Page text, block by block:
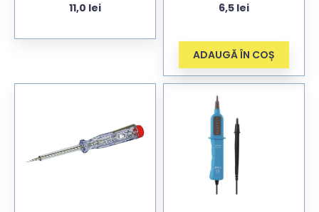
puternica
11,0 lei
6,5 lei
ADAUGĂ ÎN COȘ